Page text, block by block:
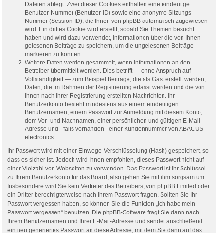
Dateien ablegt. Zwei dieser Cookies enthalten eine eindeutige
Benutzer-Nummer (Benutzer-ID) sowie eine anonyme Sitzungs-
Nummer (Session-ID), die Ihnen von phpBB automatisch zugewiesen
wird. Ein drittes Cookie wird erstellt, sobald Sie Themen besucht
haben und wird dazu verwendet, Informationen über die von Ihnen
gelesenen Beiträge zu speichern, um die ungelesenen Beiträge
markieren zu können.
Weitere Daten werden gesammelt, wenn Informationen an den
Betreiber übermittelt werden. Dies betrifft — ohne Anspruch auf
Vollständigkeit — zum Beispiel Beiträge, die als Gast erstellt werden,
Daten, die im Rahmen der Registrierung erfasst werden und die von
Ihnen nach Ihrer Registrierung erstellten Nachrichten. Ihr
Benutzerkonto besteht mindestens aus einem eindeutigen
Benutzernamen, einem Passwort zur Anmeldung mit diesem Konto,
dem Vor- und Nachnamen, einer persönlichen und gültigen E-Mail-
Adresse und - falls vorhanden - einer Kundennummer von ABACUS-
electronics.
Ihr Passwort wird mit einer Einwege-Verschlüsselung (Hash) gespeichert, so
dass es sicher ist. Jedoch wird Ihnen empfohlen, dieses Passwort nicht auf
einer Vielzahl von Webseiten zu verwenden. Das Passwort ist Ihr Schlüssel
zu Ihrem Benutzerkonto für das Board, also gehen Sie mit ihm sorgsam um.
Insbesondere wird Sie kein Vertreter des Betreibers, von phpBB Limited oder
ein Dritter berechtigterweise nach Ihrem Passwort fragen. Sollten Sie Ihr
Passwort vergessen haben, so können Sie die Funktion „Ich habe mein
Passwort vergessen“ benutzen. Die phpBB-Software fragt Sie dann nach
Ihrem Benutzernamen und Ihrer E-Mail-Adresse und sendet anschließend
ein neu generiertes Passwort an diese Adresse, mit dem Sie dann auf das